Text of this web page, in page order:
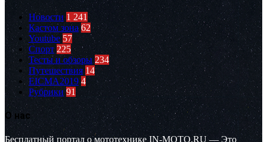
Новости 1 241
Кастом зона 62
Youtube 57
Спорт 225
Тесты и обзоры 234
Путешествия 14
EICMA2019 4
Рубрики 91
О нас
Бесплатный портал о мототехнике IN-MOTO.RU — Это